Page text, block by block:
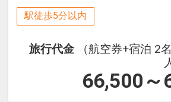
駅徒歩5分以内
旅行代金
（航空券+宿泊 2
66,500～